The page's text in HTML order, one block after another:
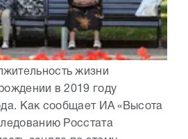
жизни
в 2019 году
Как сообщает ИА «Высота
Росстата